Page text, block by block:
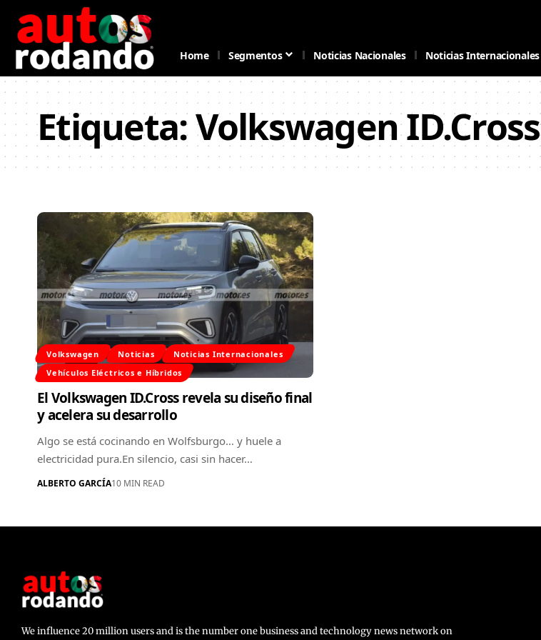
Home Segmentos Noticias Nacionales Noticias Internacionales
Etiqueta:Volkswagen ID.Cross
Volkswagen Noticias
Noticias Internacionales
Vehículos Eléctricos e Híbridos
El Volkswagen ID.Cross revela su diseño final
y acelera su desarrollo
Algo se está cocinando en Wolfsburgo… y huele a
electricidad pura.En silencio, casi sin hacer…
ALBERTO GARCÍA10 MIN READ
We influence 20 million users and is the number one business and technology news network on